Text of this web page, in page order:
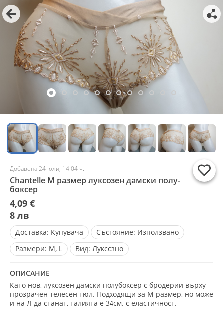
Добавена 24 юли, 14:04 ч.
Chantelle M размер луксозен дамски полу-
боксер
4,09 €
8 лв
Доставка: Купувача Състояние: Използвано
Размери: M, L Вид: Луксозно
ОПИСАНИЕ
Като нов, луксозен дамски полубоксер с бродерии върху
прозрачен телесен тюл. Подходящи за М размер, но може
и на Л да станат, талията е 34см. с еластичност.